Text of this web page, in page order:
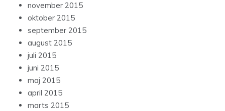
november 2015
oktober 2015
september 2015
august 2015
juli 2015
juni 2015
maj 2015
april 2015
marts 2015